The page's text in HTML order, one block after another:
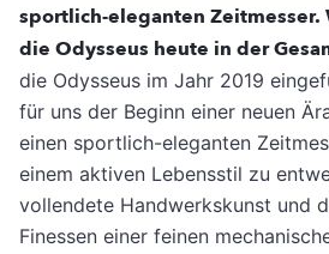
sportlich-eleganten Zeitmesser.
die Odysseus heute in der
die Odysseus im Jahr 2019
für uns der Beginn einer neuen
einen sportlich-eleganten
einem aktiven Lebensstil zu
vollendete Handwerkskunst und
Finessen einer feinen